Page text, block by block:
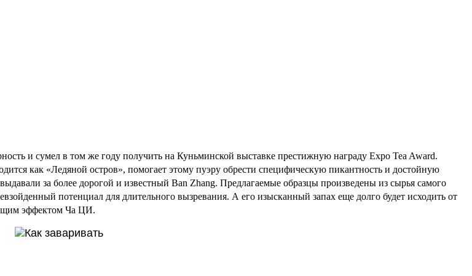
и сумел в том же году получить на Куньминской выставке престижную награду Expo Tea Award.
как «Ледяной остров», помогает этому пуэру обрести специфическую пикантность и достойную
за более дорогой и известный Ban Zhang. Предлагаемые образцы произведены из сырья самого
потенциал для длительного вызревания. А его изысканный запах еще долго будет исходить от
эффектом Ча ЦИ.